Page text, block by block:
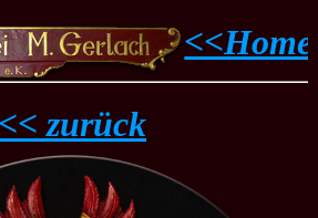
<<Home
<< zurück